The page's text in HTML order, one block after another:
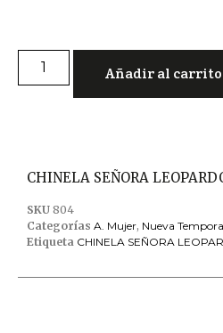
Añadir al carrito
CHINELA SEÑORA
SKU 804
Categorías A. Mujer, Nueva
Etiqueta CHINELA SEÑORA